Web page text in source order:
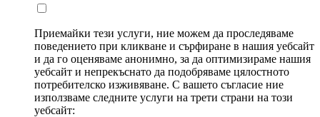
Приемайки тези услуги, ние можем да проследяваме
поведението при кликване и сърфиране в нашия уебсайт
и да го оценяваме анонимно, за да оптимизираме нашия
уебсайт и непрекъснато да подобряваме цялостното
потребителско изживяване. С вашето съгласие ние
използваме следните услуги на трети страни на този
уебсайт: